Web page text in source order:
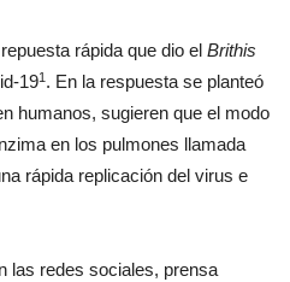
rápida que dio el Brithis
191 . En la respuesta se planteó
humanos, sugieren que el modo
en los pulmones llamada
rápida replicación del virus e
las redes sociales, prensa